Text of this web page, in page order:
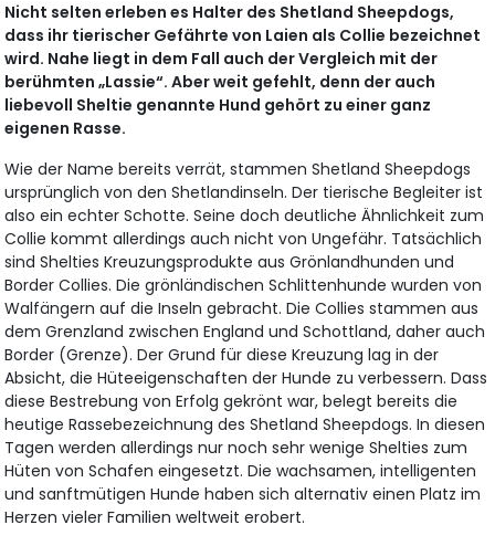
Nicht selten erleben es Halter des Shetland Sheepdogs,
dass ihr tierischer Gefährte von Laien als Collie bezeichnet
wird. Nahe liegt in dem Fall auch der Vergleich mit der
berühmten „Lassie“. Aber weit gefehlt, denn der auch
liebevoll Sheltie genannte Hund gehört zu einer ganz
eigenen Rasse.
Wie der Name bereits verrät, stammen Shetland Sheepdogs
ursprünglich von den Shetlandinseln. Der tierische Begleiter ist
also ein echter Schotte. Seine doch deutliche Ähnlichkeit zum
Collie kommt allerdings auch nicht von Ungefähr. Tatsächlich
sind Shelties Kreuzungsprodukte aus Grönlandhunden und
Border Collies. Die grönländischen Schlittenhunde wurden von
Walfängern auf die Inseln gebracht. Die Collies stammen aus
dem Grenzland zwischen England und Schottland, daher auch
Border (Grenze). Der Grund für diese Kreuzung lag in der
Absicht, die Hüteeigenschaften der Hunde zu verbessern. Dass
diese Bestrebung von Erfolg gekrönt war, belegt bereits die
heutige Rassebezeichnung des Shetland Sheepdogs. In diesen
Tagen werden allerdings nur noch sehr wenige Shelties zum
Hüten von Schafen eingesetzt. Die wachsamen, intelligenten
und sanftmütigen Hunde haben sich alternativ einen Platz im
Herzen vieler Familien weltweit erobert.